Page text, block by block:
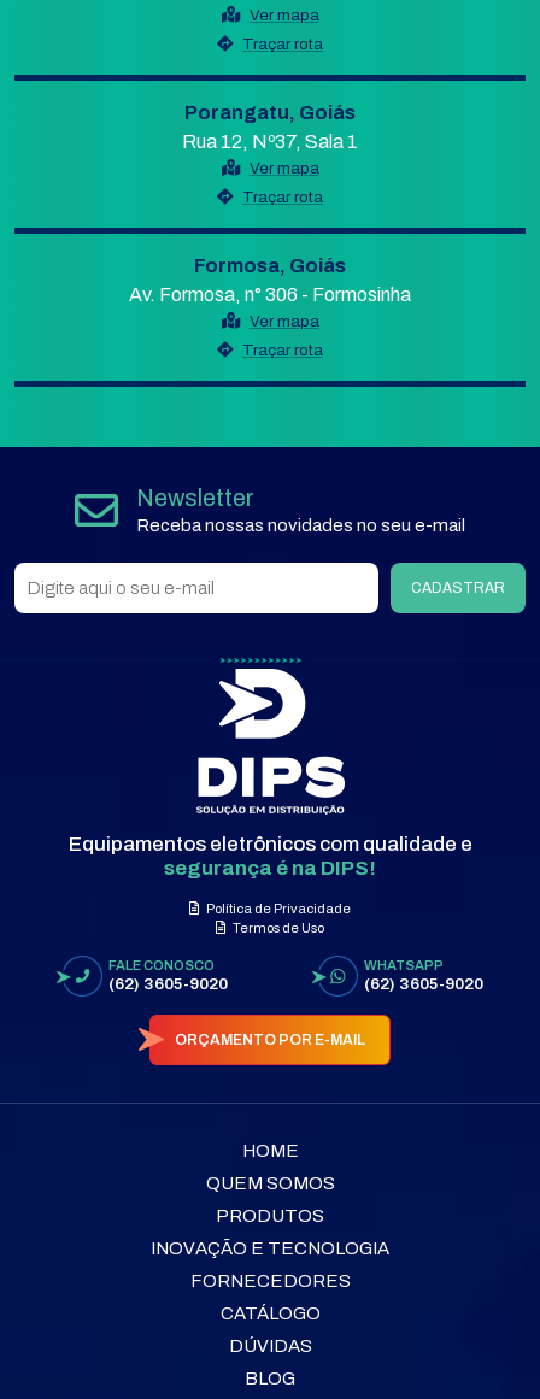
Ver mapa
Traçar rota
Porangatu, Goiás
Rua 12, Nº37, Sala 1
Ver mapa
Traçar rota
Formosa, Goiás
Av. Formosa, n° 306 - Formosinha
Ver mapa
Traçar rota
Newsletter
Receba nossas novidades no seu e-mail
CADASTRAR
Equipamentos eletrônicos com qualidade e
segurança é na DIPS!
Política de Privacidade
Termos de Uso
FALE CONOSCO
(62) 3605-9020
WHATSAPP
(62) 3605-9020
ORÇAMENTO POR E-MAIL
HOME
QUEM SOMOS
PRODUTOS
INOVAÇÃO E TECNOLOGIA
FORNECEDORES
CATÁLOGO
DÚVIDAS
BLOG